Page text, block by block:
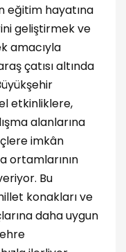
eğitim hayatına
geliştirmek ve
amacıyla
çatısı altında
etkinliklere,
alanlarına
imkân
ortamlarının
Bu
konakları ve
daha uygun